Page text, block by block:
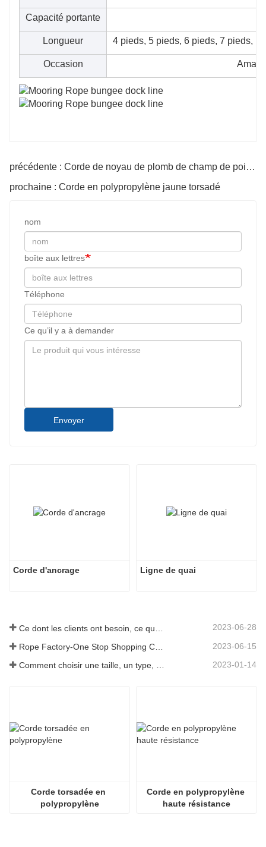
Capacité portante
Longueur 4 pieds, 5 pieds, 6 pieds, 7 pieds,
Occasion
précédente : Corde de noyau de plomb de champ de poisson
prochaine : Corde en polypropylène jaune torsadé
nom
boîte aux lettres
Téléphone
Ce qu’il y a à demander
Envoyer
Corde d'ancrage Ligne de quai
2023-06-28
2023-06-15
Comment choisir une taille, un type, une longueur de corde d'ancrage et plus encore ? 2023-01-14
Corde torsadée en
polypropylène
Corde en polypropylène
haute résistance